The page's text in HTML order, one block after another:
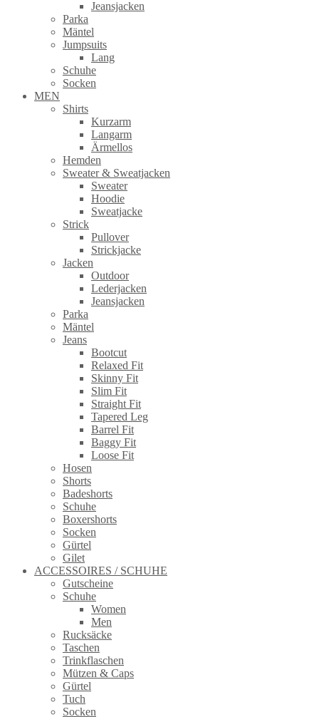
Jeansjacken
Parka
Mäntel
Jumpsuits
Lang
Schuhe
Socken
MEN
Shirts
Kurzarm
Langarm
Ärmellos
Hemden
Sweater & Sweatjacken
Sweater
Hoodie
Sweatjacke
Strick
Pullover
Strickjacke
Jacken
Outdoor
Lederjacken
Jeansjacken
Parka
Mäntel
Jeans
Bootcut
Relaxed Fit
Skinny Fit
Slim Fit
Straight Fit
Tapered Leg
Barrel Fit
Baggy Fit
Loose Fit
Hosen
Shorts
Badeshorts
Schuhe
Boxershorts
Socken
Gürtel
Gilet
ACCESSOIRES / SCHUHE
Gutscheine
Schuhe
Women
Men
Rucksäcke
Taschen
Trinkflaschen
Mützen & Caps
Gürtel
Tuch
Socken